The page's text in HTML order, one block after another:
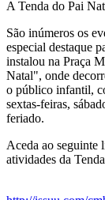
A Tenda do Pai
São inúmeros os
especial destaque
instalou na Praça
Natal", onde
o público infantil,
sextas-feiras,
feriado.
Aceda ao seguinte
atividades da